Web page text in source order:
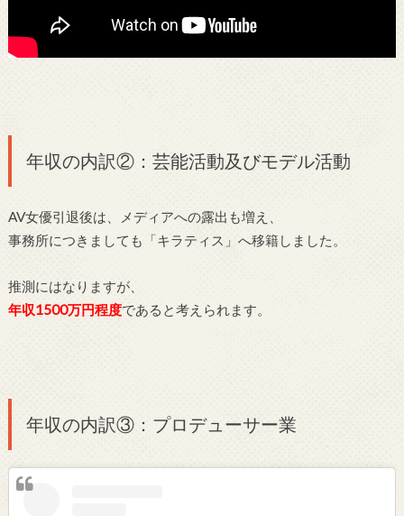
年収の内訳②：芸能活動及びモデル活動
AV女優引退後は、メディアへの露出も増え、
事務所につきましても「キラティス」へ移籍しました。
推測にはなりますが、
年収1500万円程度であると考えられます。
年収の内訳③：プロデューサー業